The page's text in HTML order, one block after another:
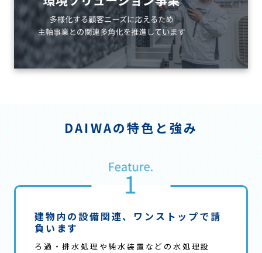
DAIWAの特色と強み
建物内の設備関連、 ワンストップで請
負います
ろ過・排水処理や純水装置などの水処理設